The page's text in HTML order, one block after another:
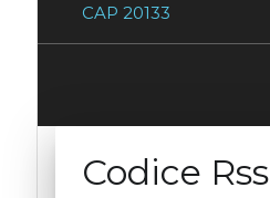
CAP 20133
Codice Rss